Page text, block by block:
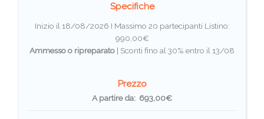
Specifiche
Inizio il 18/08/2026 I Massimo 20 partecipanti Listino:
990,00€
Ammesso o ripreparato | Sconti fino al 30% entro il 13/08
Prezzo
A partire da: 693,00€